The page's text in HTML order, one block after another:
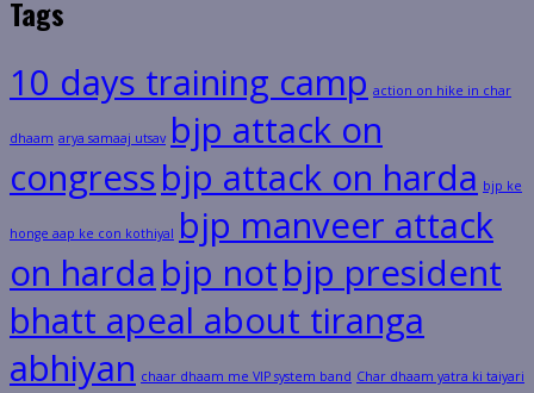
Tags
10 days training camp action on hike in char
dhaam arya samaaj utsav bjp attack on
congressbjp attack on harda bjp ke
honge aap ke con kothiyal bjp manveer attack
on harda bjp notbjp president
bhatt apeal about tiranga
abhiyan chaar dhaam me VIP system band Char dhaam yatra ki taiyari